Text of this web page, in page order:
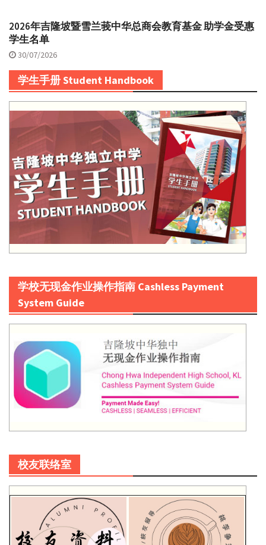
2026年吉隆坡暨雪兰莪中华总商会教育基金 助学金受惠
学生名单
30/07/2026
学生手册 Student Handbook
学校无现金作业操作指南 Cashless Payment
System Guide
校友联络室